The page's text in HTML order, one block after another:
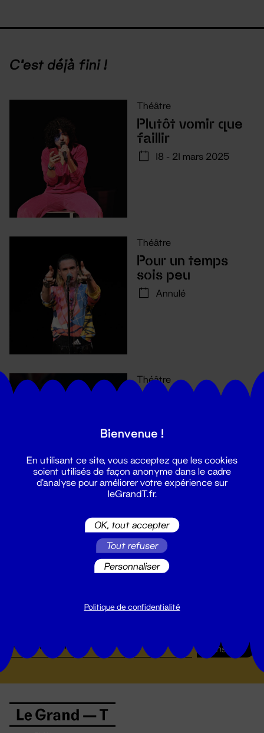
C'est déjà fini !
Théâtre
Plutôt vomir que
faillir
18 - 21 mars 2025
Théâtre
Pour un temps
sois peu
Annulé
Théâtre
Comment avouer
on ne sait pas le
mot pour le dire ?
19 - 22 nov. 2024
Suivez toutes les actualités du
S'inscrire
Bienvenue !
En utilisant ce site, vous acceptez que les cookies
soient utilisés de façon anonyme dans le cadre
d'analyse pour améliorer votre expérience sur
leGrandT.fr.
OK, tout accepter
Tout refuser
Personnaliser
Politique de confidentialité